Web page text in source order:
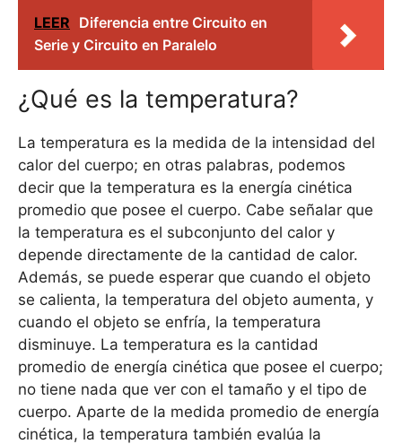
LEER Diferencia entre Circuito en
Serie y Circuito en Paralelo
¿Qué es la temperatura?
La temperatura es la medida de la intensidad del
calor del cuerpo; en otras palabras, podemos
decir que la temperatura es la energía cinética
promedio que posee el cuerpo. Cabe señalar que
la temperatura es el subconjunto del calor y
depende directamente de la cantidad de calor.
Además, se puede esperar que cuando el objeto
se calienta, la temperatura del objeto aumenta, y
cuando el objeto se enfría, la temperatura
disminuye. La temperatura es la cantidad
promedio de energía cinética que posee el cuerpo;
no tiene nada que ver con el tamaño y el tipo de
cuerpo. Aparte de la medida promedio de energía
cinética, la temperatura también evalúa la